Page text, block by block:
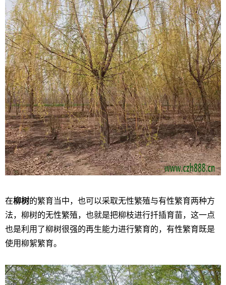
在柳树的繁育当中，也可以采取无性繁殖与有性繁育两种方
法，柳树的无性繁殖，也就是把柳枝进行扦插育苗，这一点
也是利用了柳树很强的再生能力进行繁育的，有性繁育既是
使用柳絮繁育。